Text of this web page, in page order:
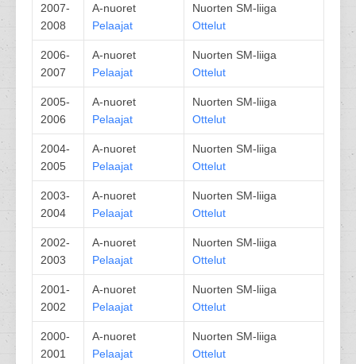
2007-
2008
A-nuoret
Pelaajat
Nuorten SM-liiga
Ottelut
2006-
2007
A-nuoret
Pelaajat
Nuorten SM-liiga
Ottelut
2005-
2006
A-nuoret
Pelaajat
Nuorten SM-liiga
Ottelut
2004-
2005
A-nuoret
Pelaajat
Nuorten SM-liiga
Ottelut
2003-
2004
A-nuoret
Pelaajat
Nuorten SM-liiga
Ottelut
2002-
2003
A-nuoret
Pelaajat
Nuorten SM-liiga
Ottelut
2001-
2002
A-nuoret
Pelaajat
Nuorten SM-liiga
Ottelut
2000-
2001
A-nuoret
Pelaajat
Nuorten SM-liiga
Ottelut